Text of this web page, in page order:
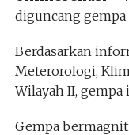
diguncang gempa
Berdasarkan
Meterorologi,
Wilayah II, gempa
Gempa